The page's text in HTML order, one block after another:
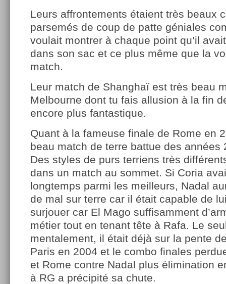
Leurs affrontements étaient très beaux
parsemés de coup de patte géniales
voulait montrer à chaque point qu’il
dans son sac et ce plus même que la
match.
Leur match de Shanghaï est très beau
Melbourne dont tu fais allusion à la fin
encore plus fantastique.
Quant à la fameuse finale de Rome en
beau match de terre battue des années
Des styles de purs terriens très
dans un match au sommet. Si Coria
longtemps parmi les meilleurs, Nadal
de mal sur terre car il était capable de
surjouer car El Mago suffisamment
métier tout en tenant tête à Rafa. Le
mentalement, il était déjà sur la pente
Paris en 2004 et le combo finales
et Rome contre Nadal plus élimination
à RG a précipité sa chute.